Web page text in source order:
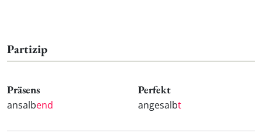
Partizip
Präsens
ansalbend
Perfekt
angesalbt